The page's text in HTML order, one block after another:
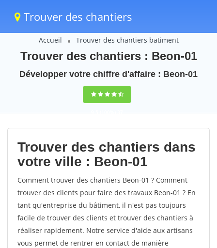
Trouver des chantiers
Accueil Trouver des chantiers batiment
Trouver des chantiers : Beon-01
Développer votre chiffre d'affaire : Beon-01
9,5(100%)37
votes
Trouver des chantiers dans
votre ville : Beon-01
Comment trouver des chantiers Beon-01 ? Comment
trouver des clients pour faire des travaux Beon-01 ? En
tant qu'entreprise du bâtiment, il n'est pas toujours
facile de trouver des clients et trouver des chantiers à
réaliser rapidement. Notre service d'aide aux artisans
vous permet de rentrer en contact de manière